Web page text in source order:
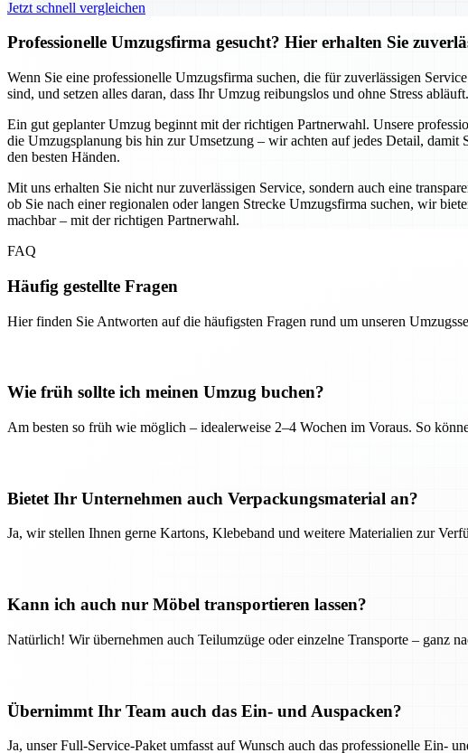
Jetzt schnell vergleichen
Professionelle Umzugsfirma gesucht? Hier erhalten Sie
Wenn Sie eine professionelle Umzugsfirma suchen, die für zuverlässigen
sind, und setzen alles daran, dass Ihr Umzug reibungslos und ohne Stress
Ein gut geplanter Umzug beginnt mit der richtigen Partnerwahl. Unsere
die Umzugsplanung bis hin zur Umsetzung – wir achten auf jedes Detail,
den besten Händen.
Mit uns erhalten Sie nicht nur zuverlässigen Service, sondern auch eine
ob Sie nach einer regionalen oder langen Strecke Umzugsfirma suchen, wir
machbar – mit der richtigen Partnerwahl.
FAQ
Häufig gestellte Fragen
Hier finden Sie Antworten auf die häufigsten Fragen rund um unseren
Wie früh sollte ich meinen Umzug buchen?
Am besten so früh wie möglich – idealerweise 2–4 Wochen im Voraus. So
Bietet Ihr Unternehmen auch Verpackungsmaterial an?
Ja, wir stellen Ihnen gerne Kartons, Klebeband und weitere Materialien zur
Kann ich auch nur Möbel transportieren lassen?
Natürlich! Wir übernehmen auch Teilumzüge oder einzelne Transporte – ganz
Übernimmt Ihr Team auch das Ein- und Auspacken?
Ja, unser Full-Service-Paket umfasst auf Wunsch auch das professionelle Ein-